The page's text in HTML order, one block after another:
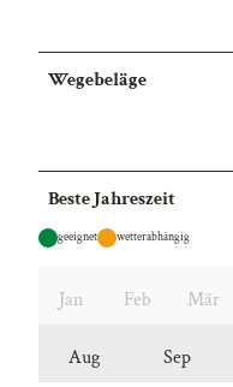
Wegebeläge
Beste Jahreszeit
geeignet wetterabhängig
Jan Feb Mär
Aug Sep